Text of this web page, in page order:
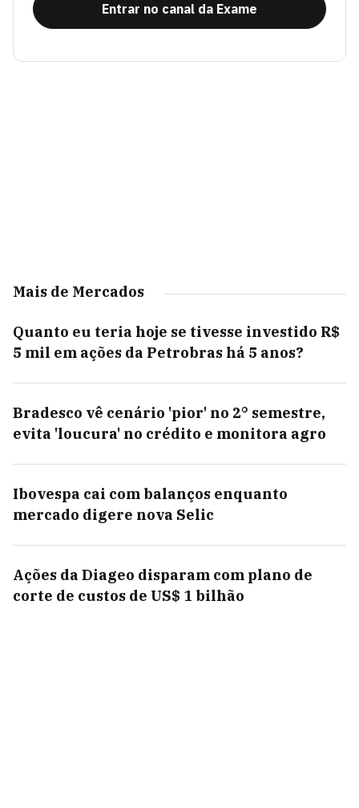
Entrar no canal da Exame
Mais de Mercados
Quanto eu teria hoje se tivesse investido R$
5 mil em ações da Petrobras há 5 anos?
Bradesco vê cenário 'pior' no 2° semestre,
evita 'loucura' no crédito e monitora agro
Ibovespa cai com balanços enquanto
mercado digere nova Selic
Ações da Diageo disparam com plano de
corte de custos de US$ 1 bilhão